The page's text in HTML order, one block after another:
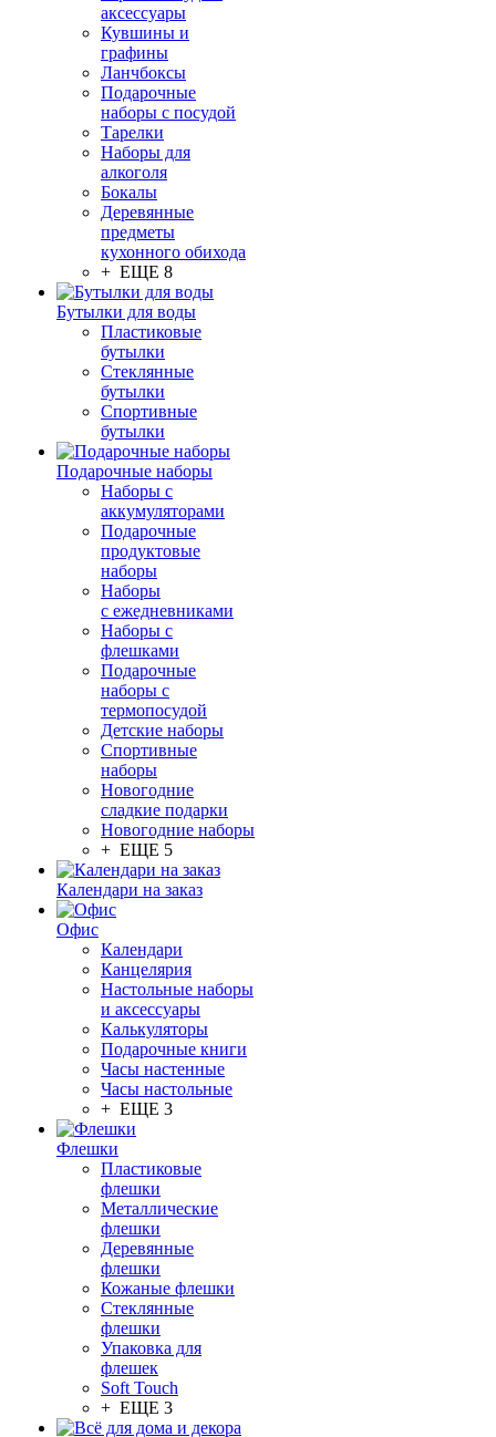
аксессуары
Кувшины и
графины
Ланчбоксы
Подарочные
наборы с посудой
Тарелки
Наборы для
алкоголя
Бокалы
Деревянные
предметы
кухонного обихода
+ ЕЩЕ 8
Бутылки для воды
Пластиковые
бутылки
Стеклянные
бутылки
Спортивные
бутылки
Подарочные наборы
Наборы с
аккумуляторами
Подарочные
продуктовые
наборы
Наборы
с ежедневниками
Наборы с
флешками
Подарочные
наборы с
термопосудой
Детские наборы
Спортивные
наборы
Новогодние
сладкие подарки
Новогодние наборы
+ ЕЩЕ 5
Календари на заказ
Офис
Календари
Канцелярия
Настольные наборы
и аксессуары
Калькуляторы
Подарочные книги
Часы настенные
Часы настольные
+ ЕЩЕ 3
Флешки
Пластиковые
флешки
Металлические
флешки
Деревянные
флешки
Кожаные флешки
Стеклянные
флешки
Упаковка для
флешек
Soft Touch
+ ЕЩЕ 3